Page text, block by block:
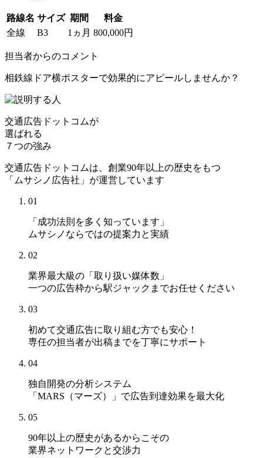
路線名 サイズ 期間
料金
全線
B3 1ヵ月 800,000円
担当者からのコメント
相鉄線ドア横ポスターで効果的にアピールしませんか？
交通広告ドットコムが
選ばれる
７つの強み
交通広告ドットコムは、創業90年以上の歴史をもつ
「ムサシノ広告社」が運営しています
01
「成功法則を多く知っています」
ムサシノならではの提案力と実績
02
業界最大級の「取り扱い媒体数」
一つの広告枠から駅ジャックまでお任せください
03
初めて交通広告に取り組む方でも安心！
専任の担当者が出稿までを丁寧にサポート
04
独自開発の分析システム
「MARS（マーズ）」 で広告到達効果を最大化
05
90年以上の歴史があるからこその
業界ネットワークと交渉力